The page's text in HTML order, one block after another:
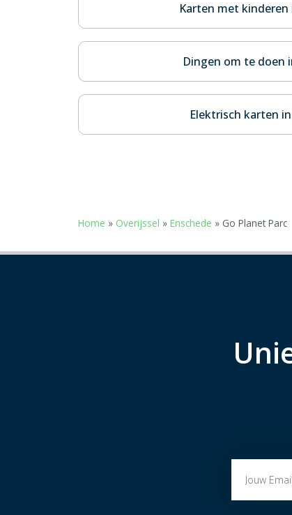
Karten met kinderen
Dingen om te doen
Elektrisch karten
Home » Overijssel » Enschede » Go Planet Parc